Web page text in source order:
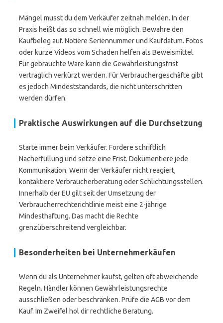
Mängel musst du dem Verkäufer zeitnah melden. In der
Praxis heißt das so schnell wie möglich. Bewahre den
Kaufbeleg auf. Notiere Seriennummer und Kaufdatum. Fotos
oder kurze Videos vom Schaden helfen als Beweismittel.
Für gebrauchte Ware kann die Gewährleistungsfrist
vertraglich verkürzt werden. Für Verbrauchergeschäfte gibt
es jedoch Mindeststandards, die nicht unterschritten
werden dürfen.
Praktische Auswirkungen auf die Durchsetzung
Starte immer beim Verkäufer. Fordere schriftlich
Nacherfüllung und setze eine Frist. Dokumentiere jede
Kommunikation. Wenn der Verkäufer nicht reagiert,
kontaktiere Verbraucherberatung oder Schlichtungsstellen.
Innerhalb der EU gilt seit der Umsetzung der
Verbraucherrechterichtlinie meist eine 2-jährige
Mindesthaftung. Das macht die Rechte
grenzüberschreitend vergleichbar.
Besonderheiten bei Unternehmerkäufen
Wenn du als Unternehmer kaufst, gelten oft abweichende
Regeln. Händler können Gewährleistungsrechte
ausschließen oder beschränken. Prüfe die AGB vor dem
Kauf. Im Zweifel hol dir rechtliche Beratung.